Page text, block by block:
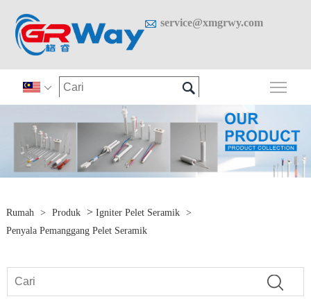
 service@xmgrwy.com
 
Rumah > Produk > Igniter Pelet Seramik
>
Penyala Pemanggang Pelet Seramik